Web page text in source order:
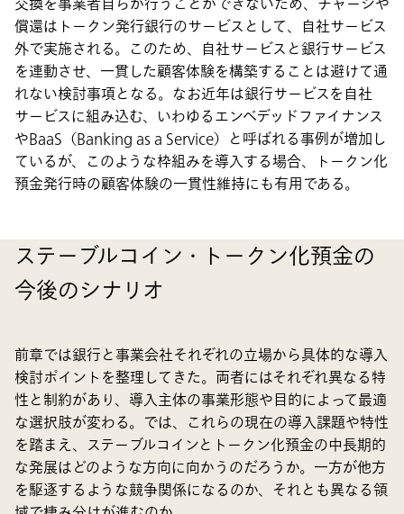
交換を事業者自らが行うことができないため、チャージや
償還はトークン発行銀行のサービスとして、自社サービス
外で実施される。このため、自社サービスと銀行サービス
を連動させ、一貫した顧客体験を構築することは避けて通
れない検討事項となる。なお近年は銀行サービスを自社
サービスに組み込む、いわゆるエンベデッドファイナンス
やBaaS（Banking as a Service）と呼ばれる事例が増加し
ているが、このような枠組みを導入する場合、トークン化
預金発行時の顧客体験の一貫性維持にも有用である。
ステーブルコイン・トークン化預金の
今後のシナリオ
前章では銀行と事業会社それぞれの立場から具体的な導入
検討ポイントを整理してきた。両者にはそれぞれ異なる特
性と制約があり、導入主体の事業形態や目的によって最適
な選択肢が変わる。では、これらの現在の導入課題や特性
を踏まえ、ステーブルコインとトークン化預金の中長期的
な発展はどのような方向に向かうのだろうか。一方が他方
を駆逐するような競争関係になるのか、それとも異なる領